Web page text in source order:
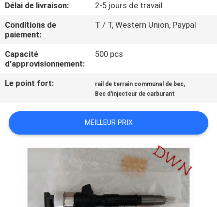
CONTRÔLE
DE
QUALITÉ
CONTACTEZ-
NOUS
DEMANDEZ
UNE
CITATION
Délai de livraison:
2-5 jours de travail
Conditions de
paiement:
T / T, Western Union, Paypal
Capacité
d'approvisionnement:
500 pcs
Le point fort: rail de terrain communal de bec,
Bec d'injecteur de carburant
MEILLEUR PRIX